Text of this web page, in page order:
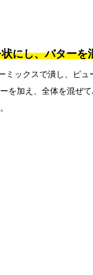
にし、バターを
ミックスで潰し、ピュ
を加え、全体を混ぜ